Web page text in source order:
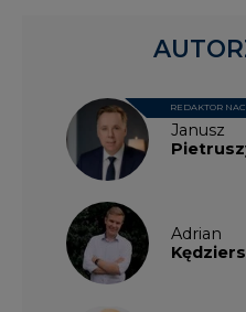
Janusz
REDAKTOR
Adrian